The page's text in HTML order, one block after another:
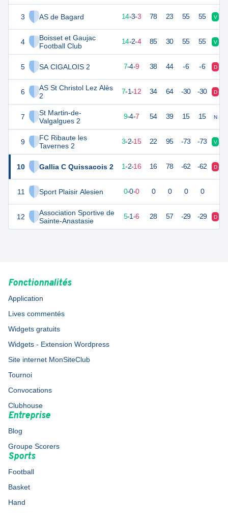
3 AS de Bagard
4
Boisset et Gaujac
Football Club
5 SA CIGALOIS 2
6
AS St Christol Lez Alès
2
7
St Martin-de-
Valgalgues 2
9
FC Ribaute les
Tavernes 2
10 Gallia C Quissacois 2
11 Sport Plaisir Alesien
12
Association Sportive de
Sainte-Anastasie
14-3-3 78 23 55 55 V
45 14-2-4 85 30 55 55 V
25 7-4-9 38 44 -6 -6 D
23 20 7-1-12 34 64 -30 -30 D
9-4-7 54 39 15 15 N
3-2-15 22 95 -73 -73 V
5 20 1-2-16 16 78 -62 -62 D
0 0-0-0 0 0 0 0
7 20 5-1-6 28 57 -29 -29 D
Fonctionnalités
Application
Lives commentés
Widgets gratuits
Widgets - Extension Wordpress
Site internet MonSiteClub
Tournoi
Convocations
Clubhouse
Entreprise
Blog
Groupe Scorers
Sports
Football
Basket
Hand